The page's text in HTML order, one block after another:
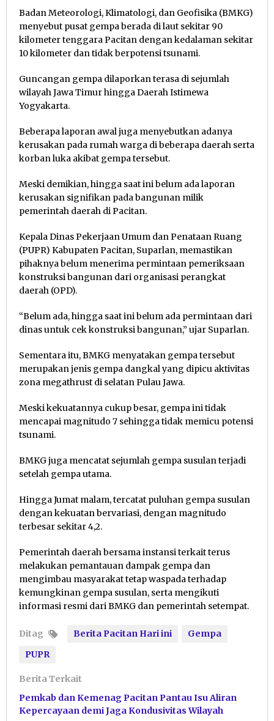
Badan Meteorologi, Klimatologi, dan Geofisika (BMKG)
menyebut pusat gempa berada di laut sekitar 90
kilometer tenggara Pacitan dengan kedalaman sekitar
10 kilometer dan tidak berpotensi tsunami.
Guncangan gempa dilaporkan terasa di sejumlah
wilayah Jawa Timur hingga Daerah Istimewa
Yogyakarta.
Beberapa laporan awal juga menyebutkan adanya
kerusakan pada rumah warga di beberapa daerah serta
korban luka akibat gempa tersebut.
Meski demikian, hingga saat ini belum ada laporan
kerusakan signifikan pada bangunan milik
pemerintah daerah di Pacitan.
Kepala Dinas Pekerjaan Umum dan Penataan Ruang
(PUPR) Kabupaten Pacitan, Suparlan, memastikan
pihaknya belum menerima permintaan pemeriksaan
konstruksi bangunan dari organisasi perangkat
daerah (OPD).
“Belum ada, hingga saat ini belum ada permintaan dari
dinas untuk cek konstruksi bangunan,” ujar Suparlan.
Sementara itu, BMKG menyatakan gempa tersebut
merupakan jenis gempa dangkal yang dipicu aktivitas
zona megathrust di selatan Pulau Jawa.
Meski kekuatannya cukup besar, gempa ini tidak
mencapai magnitudo 7 sehingga tidak memicu potensi
tsunami.
BMKG juga mencatat sejumlah gempa susulan terjadi
setelah gempa utama.
Hingga Jumat malam, tercatat puluhan gempa susulan
dengan kekuatan bervariasi, dengan magnitudo
terbesar sekitar 4,2.
Pemerintah daerah bersama instansi terkait terus
melakukan pemantauan dampak gempa dan
mengimbau masyarakat tetap waspada terhadap
kemungkinan gempa susulan, serta mengikuti
informasi resmi dari BMKG dan pemerintah setempat.
Ditag Berita Pacitan Hari ini
Gempa
PUPR
Berita Terkait
Pemkab dan Kemenag Pacitan Pantau Isu Aliran
Kepercayaan demi Jaga Kondusivitas Wilayah